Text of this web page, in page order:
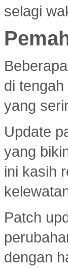
selagi
di
yang
Update
yang
ini kasih
Patch
dengan